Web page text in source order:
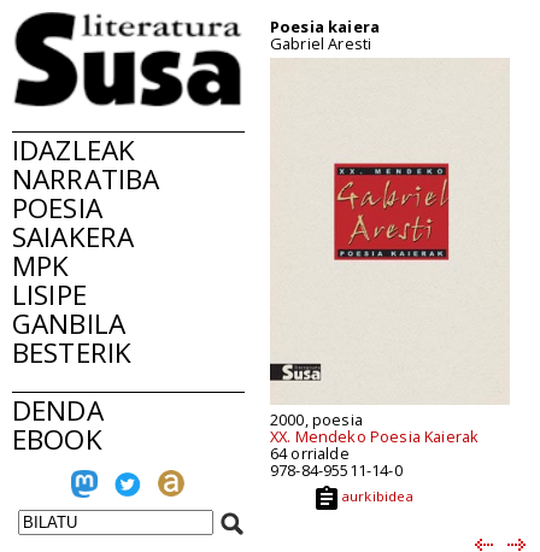
IDAZLEAK
NARRATIBA
POESIA
SAIAKERA
MPK
LISIPE
GANBILA
BESTERIK
DENDA
EBOOK
Poesia kaiera
Gabriel Aresti
2000, poesia
XX. Mendeko Poesia Kaierak
64 orrialde
978-84-95511-14-0
aurkibidea